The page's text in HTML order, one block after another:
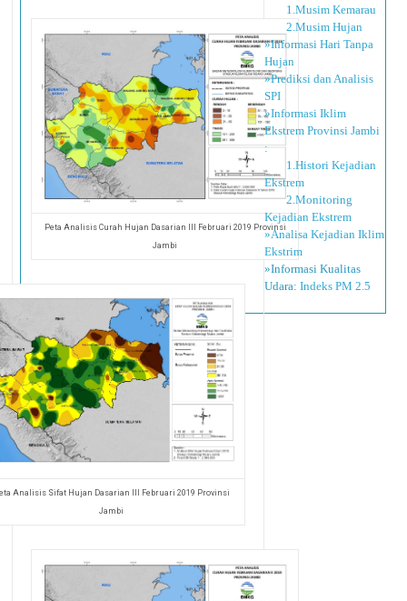
Peta Analisis Curah Hujan Dasarian III Februari 2019 Provinsi
Jambi
Analisis Sifat Hujan Dasarian III Februari 2019 Provinsi
Jambi
1.Musim Kemarau
2.Musim Hujan
»Informasi Hari Tanpa
Hujan
»Prediksi dan Analisis
SPI
»Informasi Iklim
Ekstrem Provinsi Jambi
:
1.Histori Kejadian
Ekstrem
2.Monitoring
Kejadian Ekstrem
»Analisa Kejadian Iklim
Ekstrim
»Informasi Kualitas
Udara: Indeks PM 2.5